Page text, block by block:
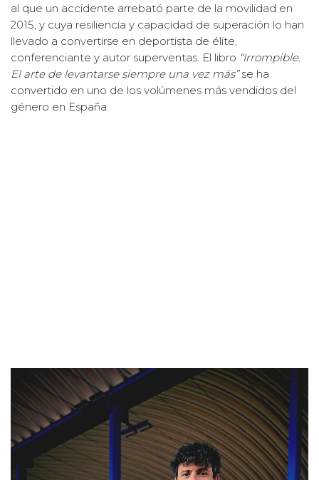
al que un accidente arrebató parte de la movilidad en
2015, y cuya resiliencia y capacidad de superación lo han
llevado a convertirse en deportista de élite,
conferenciante y autor superventas. El libro “Irrompible.
El arte de levantarse siempre una vez más”se ha
convertido en uno de los volúmenes más vendidos del
género en España.